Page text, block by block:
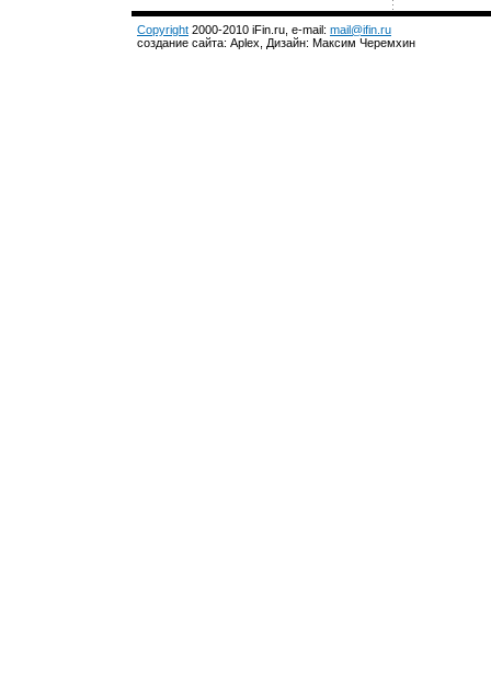
Copyright 2000-2010 iFin.ru, e-mail: mail@ifin.ru
создание сайта: Aplex, Дизайн: Максим Черемхин